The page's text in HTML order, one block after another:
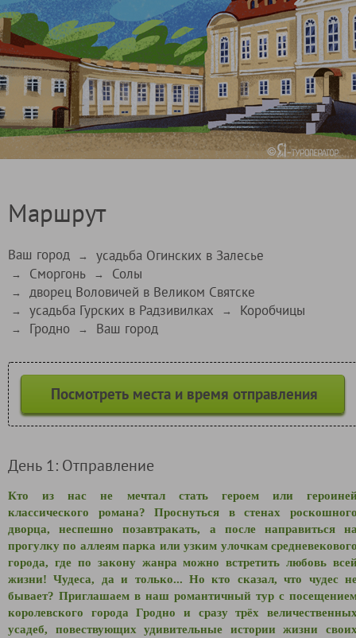
Маршрут
Ваш город → усадьба Огинских в Залесье
→ Сморгонь → Солы
→ дворец Воловичей в Великом Святске
→ усадьба Гурских в Радзивилках → Коробчицы
→ Гродно → Ваш город
Посмотреть места и время отправления
День 1: Отправление
Кто из нас не мечтал стать героем или
классического романа? Проснуться в стенах
дворца, неспешно позавтракать, а после направиться
прогулку по аллеям парка или узким улочкам
города, где по закону жанра можно встретить любовь
жизни! Чудеса, да и только... Но кто сказал, что чудес
бывает? Приглашаем в наш романтичный тур с
королевского города Гродно и сразу трёх
усадеб, повествующих удивительные истории жизни